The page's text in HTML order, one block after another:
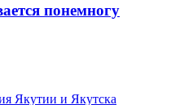
понемногу